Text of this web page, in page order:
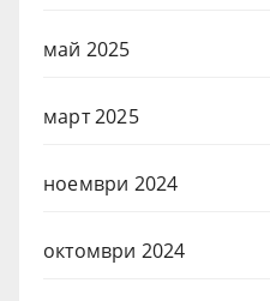
май 2025
март 2025
ноември 2024
октомври 2024